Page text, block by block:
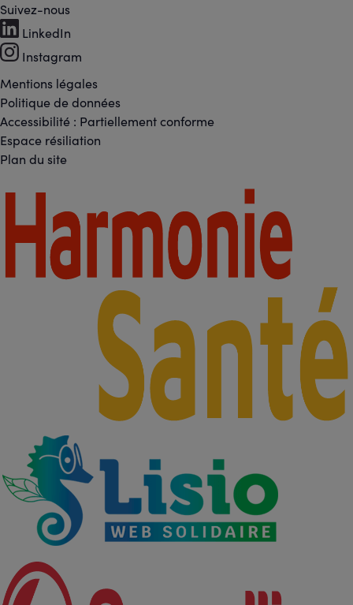
Footer
-
Réseaux
sociaux
Suivez-nous
LinkedIn
Instagram
Footer
-
Liens
légaux
Mentions légales
Politique de données
Accessibilité : Partiellement conforme
Espace résiliation
Plan du site
Footer
Partenaires